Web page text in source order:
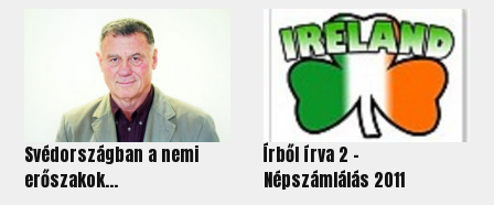
Svédországban a nemi
erőszakok...
Írből írva 2 -
Népszámlálás 2011